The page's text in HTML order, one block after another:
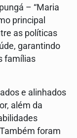
– “Maria
principal
as políticas
garantindo
famílias
e alinhados
além da
foram